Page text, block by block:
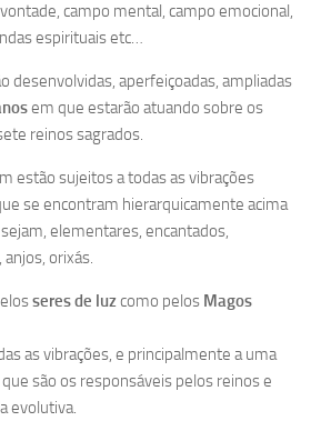
campo mental, campo emocional,
espirituais etc…
desenvolvidas, aperfeiçoadas, ampliadas
em que estarão atuando sobre os
reinos sagrados.
estão sujeitos a todas as vibrações
se encontram hierarquicamente acima
elementares, encantados,
orixás.
seres de luzcomo pelos Magos
as vibrações, e principalmente a uma
são os responsáveis pelos reinos e
evolutiva.